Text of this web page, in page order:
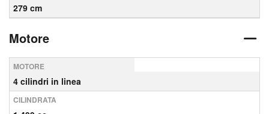
279 cm
Motore
MOTORE
4 cilindri in linea
CILINDRATA